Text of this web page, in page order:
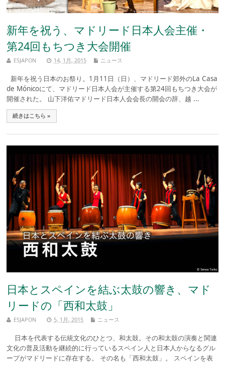
新年を祝う、マドリード日本人会主催・
第24回もちつき大会開催
ESJAPON 14, 1月, 2015 ニュース
新年を祝う日本のお祭り。1月11日（日）、マドリード郊外のLa Casa
de Mónicoにて、マドリード日本人会が主催する第24回もちつき大会が
開催された。 山下洋佑マドリード日本人会会長の開会の辞、越 ...
続きはこちら »
日本とスペインを結ぶ太鼓の響き、マド
リードの「西和太鼓」
ESJAPON 5, 1月, 2015 ニュース
日本を代表する伝統文化のひとつ、和太鼓。その和太鼓の演奏と関連
文化の普及活動を継続的に行っているスペイン人と日本人からなるグル
ープがマドリードに存在する。 その名も「西和太鼓」。 スペインを表